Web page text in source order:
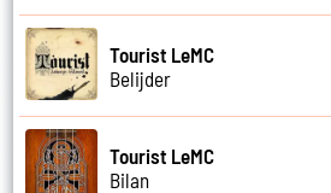
Tourist LeMC
Belijder
Tourist LeMC
Bilan